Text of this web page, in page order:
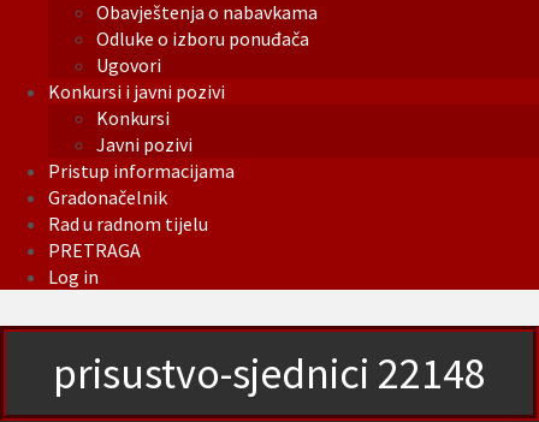
Obavještenja o nabavkama
Odluke o izboru ponuđača
Ugovori
Konkursi i javni pozivi
Konkursi
Javni pozivi
Pristup informacijama
Gradonačelnik
Rad u radnom tijelu
PRETRAGA
Log in
prisustvo-sjednici 22148